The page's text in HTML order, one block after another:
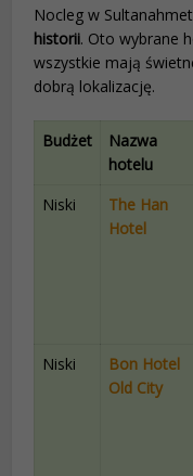
Nocleg w
historii. Oto wybrane
wszystkie mają
dobrą lokalizację.
Budżet
Nazwa
hotelu
Niski
The Han
Hotel
Niski
Bon Hotel
Old City